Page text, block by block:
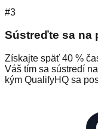
#3
Sústreďte sa na
Získajte späť 40 %
Váš tím sa sústredí
kým QualifyHQ sa